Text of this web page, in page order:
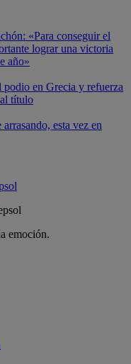
«Para conseguir el
lograr una victoria
año»
podio en Grecia y refuerza
título
esta vez en
emoción.